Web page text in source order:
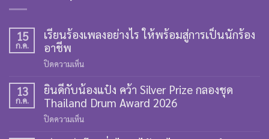
15
ก.ค.
เรียนร้องเพลงอย่างไร ให้พร้อมสู่การเป็นนักร้อง
อาชีพ
ปิดความเห็น
ร้อง
เพลง
13
ก.ค.
ยินดีกับน้องแป๋ง คว้า Silver Prize กลองชุด
Thailand Drum Award 2026
ปิดความเห็น